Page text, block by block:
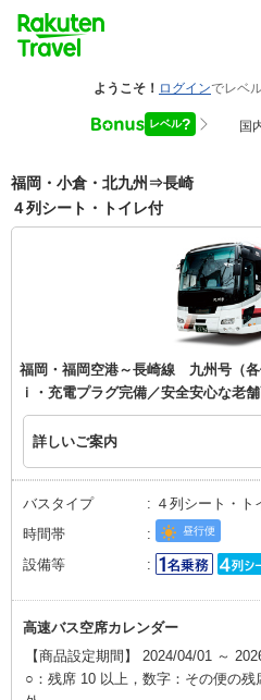
福岡・小倉・北九州⇒長崎
４列シート・トイレ付
福岡・福岡空港～長崎線 九州号（
ｉ・充電プラグ完備／安全安心な老
詳しいご案内
バスタイプ
４列シート・ト
時間帯
昼行便
設備等
高速バス空席カレンダー
【商品設定期間】 2024/04/01 ～
○：残席 10 以上，数字：その便の